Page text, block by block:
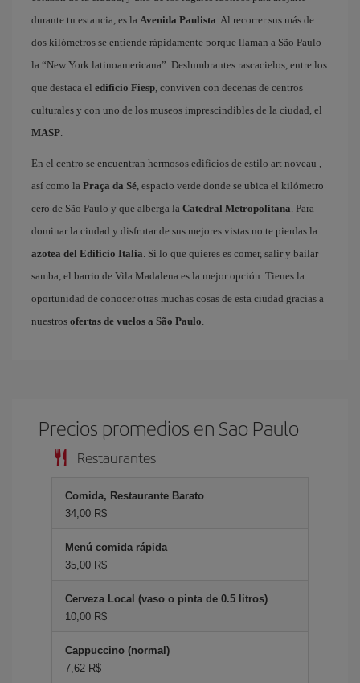
durante tu estancia, es la Avenida Paulista. Al recorrer sus más de
dos kilómetros se entiende rápidamente porque llaman a São Paulo
la “New York latinoamericana”. Deslumbrantes rascacielos, entre los
que destaca el edificio Fiesp, conviven con decenas de centros
culturales y con uno de los museos imprescindibles de la ciudad, el
MASP.
En el centro se encuentran hermosos edificios de estilo art noveau ,
así como la Praça da Sé, espacio verde donde se ubica el kilómetro
cero de São Paulo y que alberga la Catedral Metropolitana. Para
dominar la ciudad y disfrutar de sus mejores vistas no te pierdas la
azotea del Edificio Italia. Si lo que quieres es comer, salir y bailar
samba, el barrio de Vila Madalena es la mejor opción. Tienes la
oportunidad de conocer otras muchas cosas de esta ciudad gracias a
nuestros ofertas de vuelos a São Paulo.
Precios promedios en Sao Paulo
Restaurantes
Comida, Restaurante Barato
34,00 R$
Menú comida rápida
35,00 R$
Cerveza Local (vaso o pinta de 0.5 litros)
10,00 R$
Cappuccino (normal)
7,62 R$